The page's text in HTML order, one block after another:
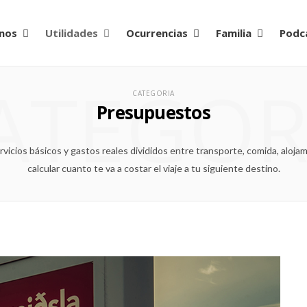
Utilidades Ocurrencias Familia
CATEGORIA
Presupuestos
básicos y gastos reales divididos entre transporte, comida,
calcular cuanto te va a costar el viaje a tu siguiente destino.